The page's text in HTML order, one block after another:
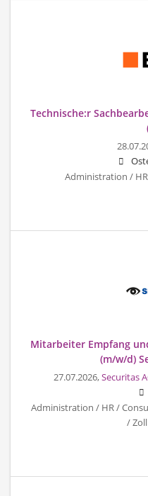
Technische:r
Administration /
Mitarbeiter Empfang
(m/w/d)
27.07.2026,Securitas
Administration / HR /
/